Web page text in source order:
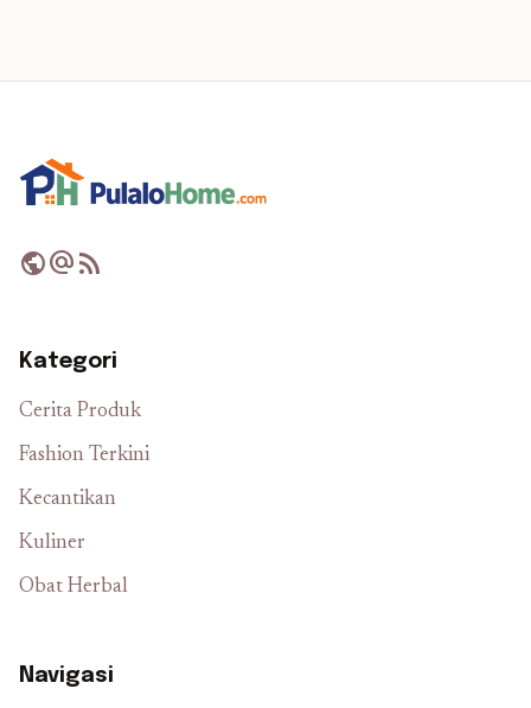
publicalternate_emailrss_feed
Kategori
Cerita Produk
Fashion Terkini
Kecantikan
Kuliner
Obat Herbal
Navigasi